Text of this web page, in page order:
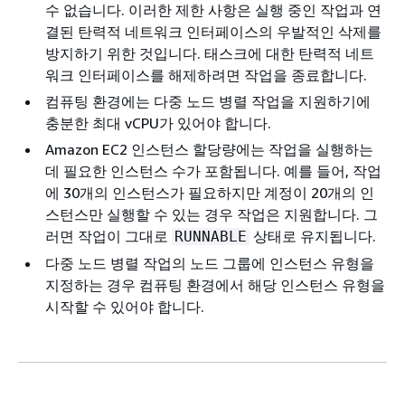
수 없습니다. 이러한 제한 사항은 실행 중인 작업과 연
결된 탄력적 네트워크 인터페이스의 우발적인 삭제를
방지하기 위한 것입니다. 태스크에 대한 탄력적 네트
워크 인터페이스를 해제하려면 작업을 종료합니다.
컴퓨팅 환경에는 다중 노드 병렬 작업을 지원하기에
충분한 최대 vCPU가 있어야 합니다.
Amazon EC2 인스턴스 할당량에는 작업을 실행하는
데 필요한 인스턴스 수가 포함됩니다. 예를 들어, 작업
에 30개의 인스턴스가 필요하지만 계정이 20개의 인
스턴스만 실행할 수 있는 경우 작업은 지원합니다. 그
러면 작업이 그대로 RUNNABLE 상태로 유지됩니다.
다중 노드 병렬 작업의 노드 그룹에 인스턴스 유형을
지정하는 경우 컴퓨팅 환경에서 해당 인스턴스 유형을
시작할 수 있어야 합니다.